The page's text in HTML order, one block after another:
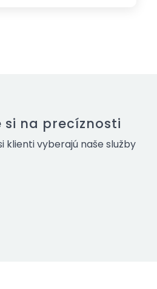
si na precíznosti
klienti vyberajú naše služby